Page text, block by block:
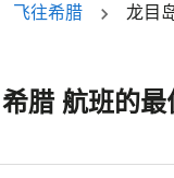
飞往希腊 龙目
腊 航班的最